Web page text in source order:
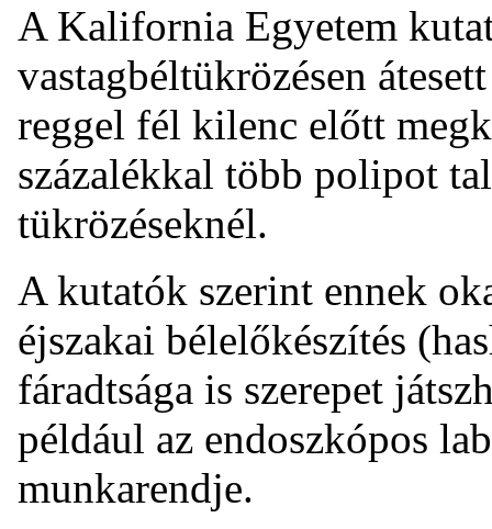
A Kalifornia Egyetem
vastagbéltükrözésen
reggel fél kilenc előtt
százalékkal több polipot
tükrözéseknél.
A kutatók szerint ennek
éjszakai bélelőkészítés
fáradtsága is szerepet
például az endoszkópos
munkarendje.